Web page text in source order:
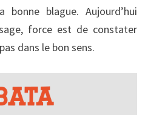
blague. Aujourd’hui
force est de constater
dans le bon sens.